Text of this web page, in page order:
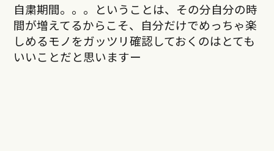
自粛期間。。。ということは、その分自分の時
間が増えてるからこそ、自分だけでめっちゃ楽
しめるモノをガッツリ確認しておくのはとても
いいことだと思いますー